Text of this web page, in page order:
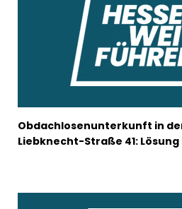
Obdachlosenunterkunft in
Liebknecht-Straße 41: Lösung